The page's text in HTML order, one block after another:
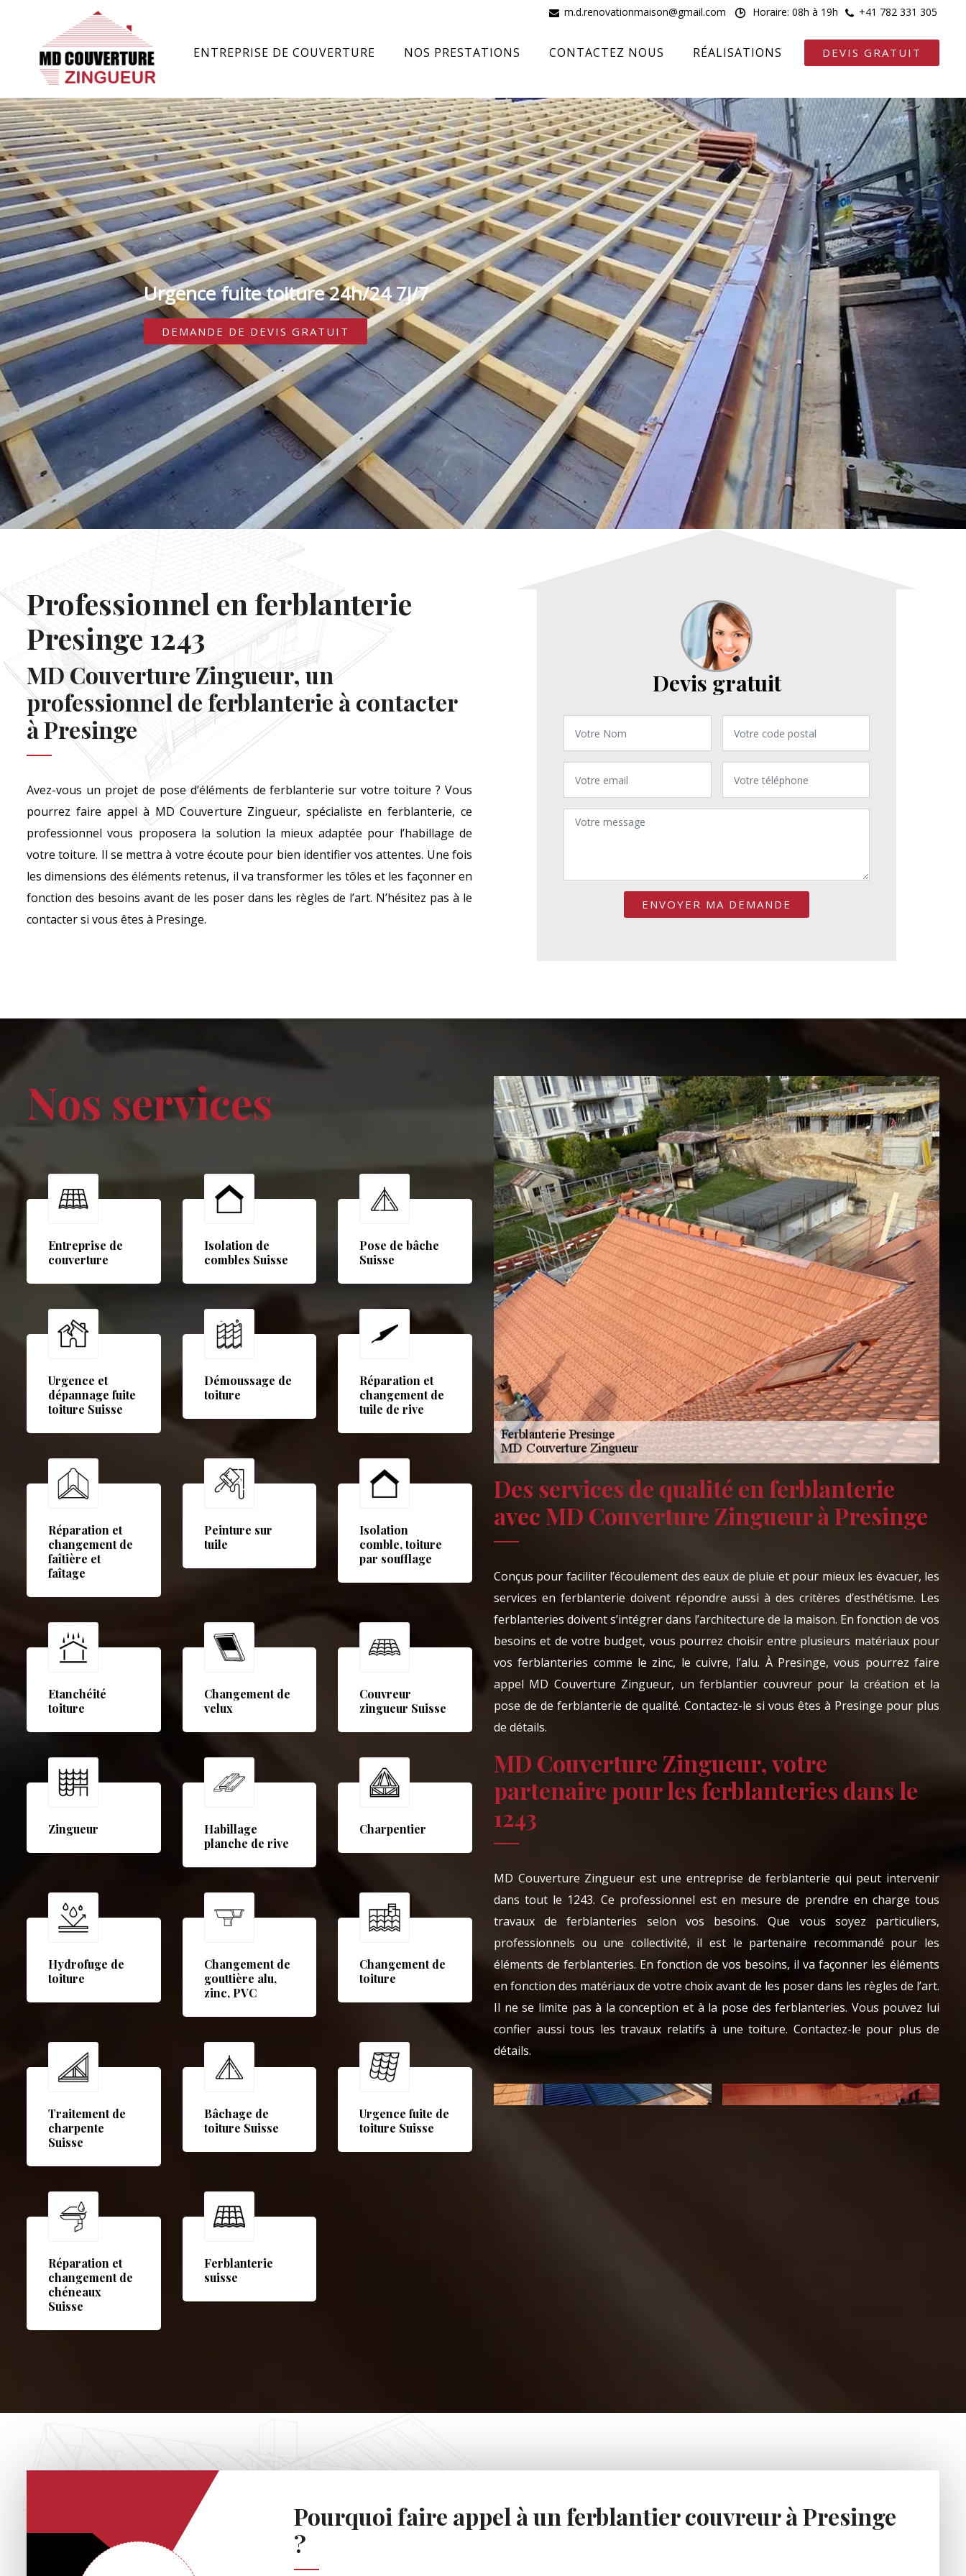
ENTREPRISE DE COUVERTURE NOS PRESTATIONS CONTACTEZ NOUS RÉALISATIONS DEVIS GRATUIT
m.d.renovationmaison@gmail.com Horaire: 08h à 19h +41 782 331 305
Urgence fuite toiture 24h/24 7j/7
DEMANDE DE DEVIS GRATUIT
Professionnel en ferblanterie
Presinge 1243
MD Couverture Zingueur, un
professionnel de ferblanterie à contacter
à Presinge
Avez-vous un projet de pose d’éléments de ferblanterie sur votre toiture ? Vous
pourrez faire appel à MD Couverture Zingueur, spécialiste en ferblanterie, ce
professionnel vous proposera la solution la mieux adaptée pour l’habillage de
votre toiture. Il se mettra à votre écoute pour bien identifier vos attentes. Une fois
les dimensions des éléments retenus, il va transformer les tôles et les façonner en
fonction des besoins avant de les poser dans les règles de l’art. N’hésitez pas à le
contacter si vous êtes à Presinge.
Devis gratuit
Nos services
Entreprise de
couverture
Isolation de
combles Suisse
Pose de bâche
Suisse
Urgence et
dépannage fuite
toiture Suisse
Démoussage de
toiture
Réparation et
changement de
tuile de rive
Réparation et
changement de
faîtière et
faîtage
Peinture sur
tuile
Isolation
comble, toiture
par soufflage
Etanchéité
toiture
Changement de
velux
Couvreur
zingueur Suisse
Zingueur
Habillage
planche de rive
Charpentier
Hydrofuge de
toiture
Changement de
gouttière alu,
zinc, PVC
Changement de
toiture
Traitement de
charpente
Suisse
Bâchage de
toiture Suisse
Urgence fuite de
toiture Suisse
Réparation et
changement de
chéneaux
Suisse
Ferblanterie
suisse
Des services de qualité en ferblanterie
avec MD Couverture Zingueur à Presinge
Conçus pour faciliter l’écoulement des eaux de pluie et pour mieux les évacuer, les
services en ferblanterie doivent répondre aussi à des critères d’esthétisme. Les
ferblanteries doivent s’intégrer dans l’architecture de la maison. En fonction de vos
besoins et de votre budget, vous pourrez choisir entre plusieurs matériaux pour
vos ferblanteries comme le zinc, le cuivre, l’alu. À Presinge, vous pourrez faire
appel MD Couverture Zingueur, un ferblantier couvreur pour la création et la
pose de de ferblanterie de qualité. Contactez-le si vous êtes à Presinge pour plus
de détails.
MD Couverture Zingueur, votre
partenaire pour les ferblanteries dans le
1243
MD Couverture Zingueur est une entreprise de ferblanterie qui peut intervenir
dans tout le 1243. Ce professionnel est en mesure de prendre en charge tous
travaux de ferblanteries selon vos besoins. Que vous soyez particuliers,
professionnels ou une collectivité, il est le partenaire recommandé pour les
éléments de ferblanteries. En fonction de vos besoins, il va façonner les éléments
en fonction des matériaux de votre choix avant de les poser dans les règles de l’art.
Il ne se limite pas à la conception et à la pose des ferblanteries. Vous pouvez lui
confier aussi tous les travaux relatifs à une toiture. Contactez-le pour plus de
détails.
Pourquoi faire appel à un ferblantier couvreur à Presinge
?